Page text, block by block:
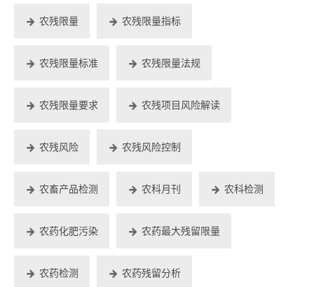
农残限量 农残限量指标
农残限量标准 农残限量法规
农残限量要求 农残项目风险解读
农残风险 农残风险控制
农畜产品检测 农科月刊 农科检测
农药化肥污染 农药最大残留限量
农药检测 农药残留分析